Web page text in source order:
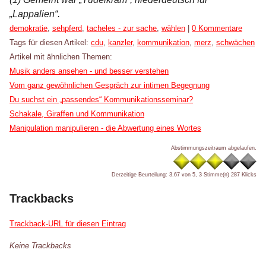
„Lappalien“.
Kategorien:
demokratie sehpferd tacheles - zur sache wählen | 0 Kommentare
Tags für diesen Artikel: cdu kanzler, kommunikation merz schwächen
Artikel mit ähnlichen Themen:
Musik anders ansehen - und besser verstehen
Vom ganz gewöhnlichen Gespräch zur intimen Begegnung
Du suchst ein „passendes“ Kommunikationsseminar?
Schakale, Giraffen und Kommunikation
Manipulation manipulieren - die Abwertung eines Wortes
Abstimmungszeitraum abgelaufen.
Derzeitige Beurteilung: 3.67 von 5, 3 Stimme(n) 287 Klicks
Trackbacks
Trackback-URL für diesen Eintrag
Keine Trackbacks